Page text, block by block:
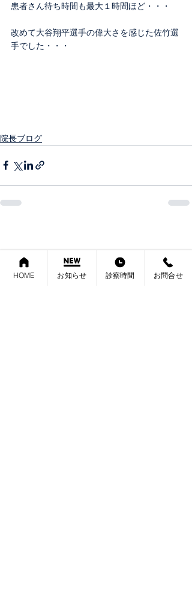
患者さん待ち時間も最大１時間ほど・・・
改めて大谷翔平選手の偉大さを感じた佐竹選
手でした・・・
院長ブログ
HOME お知らせ 診察時間 お問合せ